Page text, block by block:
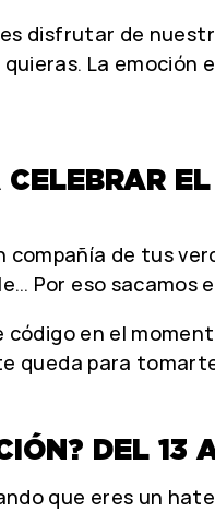
disfrutar de
La
de tus
Por eso sacamos el
en el
queda para
DEL 13
que eres un